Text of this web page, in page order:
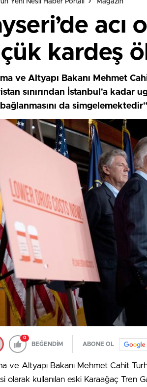
Yeni Nesil Haber Portalı Magazin
acı
kardeş
ve Altyapı Bakanı Mehmet
sınırından İstanbul'a kadar
bağlanmasını da
0
BEĞENDİM ABONE OL
ve Altyapı Bakanı Mehmet Cahit
olarak kullanılan eski Karaağaç Tren